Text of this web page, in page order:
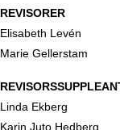
REVISORER
Elisabeth Levén
Marie Gellerstam
Linda Ekberg
Karin Juto Hedberg